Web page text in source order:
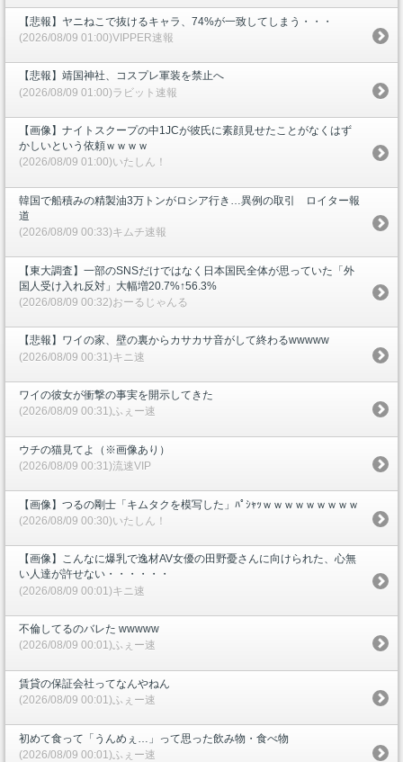
【悲報】ヤニねこで抜けるキャラ、74%が一致してしまう・・・
(2026/08/09 01:00)VIPPER速報
【悲報】靖国神社、コスプレ軍装を禁止へ
(2026/08/09 01:00)ラビット速報
【画像】ナイトスクープの中1JCが彼氏に素顔見せたことがなくはず
かしいという依頼ｗｗｗｗ
(2026/08/09 01:00)いたしん！
韓国で船積みの精製油3万トンがロシア行き…異例の取引 ロイター報
道
(2026/08/09 00:33)キムチ速報
【東大調査】一部のSNSだけではなく日本国民全体が思っていた「外
国人受け入れ反対」大幅増20.7%↑56.3%
(2026/08/09 00:32)おーるじゃんる
【悲報】ワイの家、壁の裏からカサカサ音がして終わるwwwww
(2026/08/09 00:31)キニ速
ワイの彼女が衝撃の事実を開示してきた
(2026/08/09 00:31)ふぇー速
ウチの猫見てよ（※画像あり）
(2026/08/09 00:31)流速VIP
【画像】つるの剛士「キムタクを模写した」ﾊﾟｼｬｯｗｗｗｗｗｗｗｗｗ
(2026/08/09 00:30)いたしん！
【画像】こんなに爆乳で逸材AV女優の田野憂さんに向けられた、心無
い人達が許せない・・・・・・
(2026/08/09 00:01)キニ速
不倫してるのバレた wwwww
(2026/08/09 00:01)ふぇー速
賃貸の保証会社ってなんやねん
(2026/08/09 00:01)ふぇー速
初めて食って「うんめぇ…」って思った飲み物・食べ物
(2026/08/09 00:01)ふぇー速